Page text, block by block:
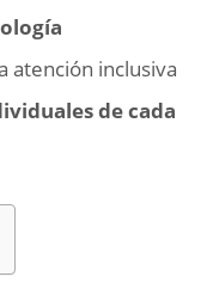
atención inclusiva
de cada